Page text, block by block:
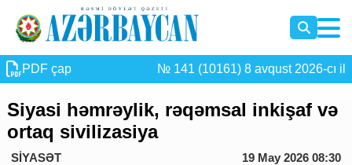
PDF çap № 141 (10161) 8 avqust 2026-cı il
Siyasi həmrəylik, rəqəmsal inkişaf və
ortaq sivilizasiya
SİYASƏT 19 May 2026 08:30